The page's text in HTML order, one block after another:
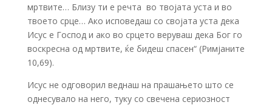
мртвите… Близу ти е речта ­ во твојата уста и во
твоето срце… Ако исповедаш со својата уста дека
Исус е Господ и ако во срцето веруваш дека Бог го
воскресна од мртвите, ќе бидеш спасен“ (Римјаните
10,6­9).
Исус не одговорил веднаш на прашањето што се
однесувало на него, туку со свечена сериозност